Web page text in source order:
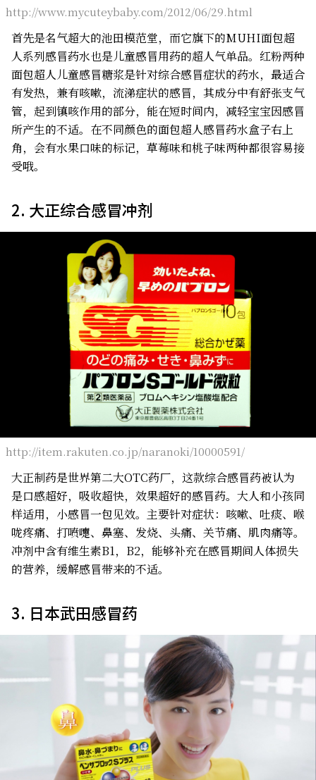
http://www.mycuteybaby.com/2012/06/29.html
首先是名气超大的池田模范堂，而它旗下的MUHI面包超
人系列感冒药水也是儿童感冒用药的超人气单品。红粉两种
面包超人儿童感冒糖浆是针对综合感冒症状的药水，最适合
有发热，兼有咳嗽，流涕症状的感冒，其成分中有舒张支气
管，起到镇咳作用的部分，能在短时间内，减轻宝宝因感冒
所产生的不适。在不同颜色的面包超人感冒药水盒子右上
角，会有水果口味的标记，草莓味和桃子味两种都很容易接
受哦。
2. 大正综合感冒冲剂
http://item.rakuten.co.jp/naranoki/10000591/
大正制药是世界第二大OTC药厂，这款综合感冒药被认为
是口感超好，吸收超快，效果超好的感冒药。大人和小孩同
样适用，小感冒一包见效。主要针对症状：咳嗽、吐痰、喉
咙疼痛、打喷嚏、鼻塞、发烧、头痛、关节痛、肌肉痛等。
冲剂中含有维生素B1，B2，能够补充在感冒期间人体损失
的营养，缓解感冒带来的不适。
3. 日本武田感冒药